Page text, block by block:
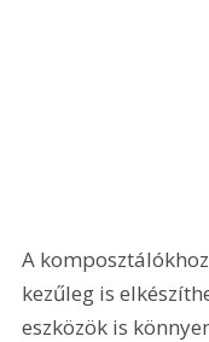
A
kezűleg is
eszközök is